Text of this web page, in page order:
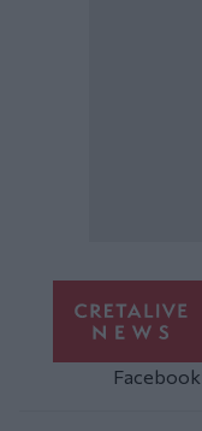
Facebook